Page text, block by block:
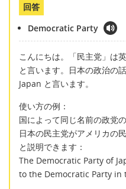
回答
Democratic Party
こんにちは。「民主党」は
と言います。日本の政治の
Japan と言います。
使い方の例：
国によって同じ名前の政党
日本の民主党がアメリカの
と説明できます：
The Democratic Party of
to the Democratic Party in